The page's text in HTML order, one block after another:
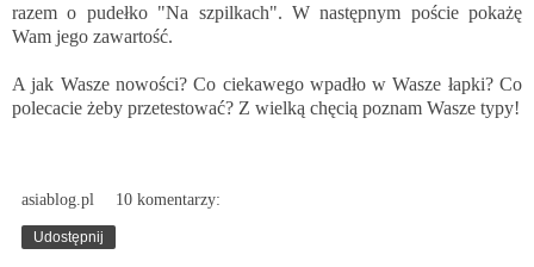
razem o pudełko "Na szpilkach". W następnym poście pokażę
Wam jego zawartość.
A jak Wasze nowości? Co ciekawego wpadło w Wasze łapki? Co
polecacie żeby przetestować? Z wielką chęcią poznam Wasze typy!
asiablog.pl 10 komentarzy:
Udostępnij